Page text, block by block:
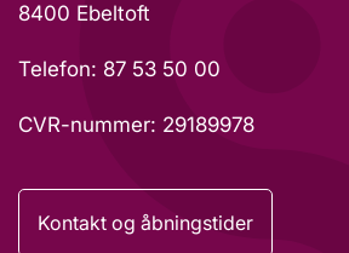
8400 Ebeltoft
Telefon: 87 53 50 00
CVR-nummer: 29189978
Kontakt og åbningstider